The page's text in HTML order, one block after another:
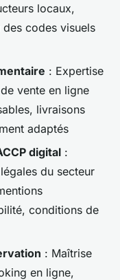
locaux,
codes visuels
: Expertise
vente en ligne
livraisons
adaptés
digital :
du secteur
conditions de
: Maîtrise
en ligne,